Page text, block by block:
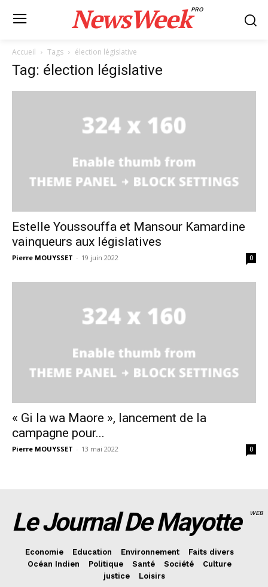
NewsWeekPRO
Accueil Tags élection législative
Tag: élection législative
Estelle Youssouffa et Mansour Kamardine
vainqueurs aux législatives
Pierre MOUYSSET - 19 juin 2022 0
« Gi la wa Maore », lancement de la
campagne pour...
Pierre MOUYSSET - 13 mai 2022 0
Le Journal De Mayotte WEB
Economie Education Environnement
Faits divers
Océan Indien
Politique Santé Société
Culture
justice
Loisirs